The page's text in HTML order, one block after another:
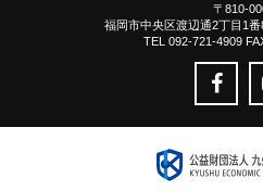
〒810-
福岡市中央区渡辺通2丁目1
TEL 092-721-4909